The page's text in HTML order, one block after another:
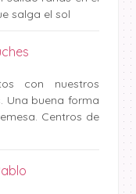
salga el sol
con nuestros
Una buena forma
Centros de